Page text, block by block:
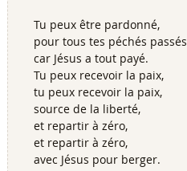
Tu peux être pardonné,
pour tous tes péchés passés
car Jésus a tout payé.
Tu peux recevoir la paix,
tu peux recevoir la paix,
source de la liberté,
et repartir à zéro,
et repartir à zéro,
avec Jésus pour berger.